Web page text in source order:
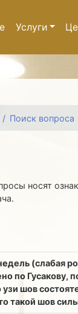
Услуги
Поиск вопроса
носят
(слабая
по
шов
такой шов